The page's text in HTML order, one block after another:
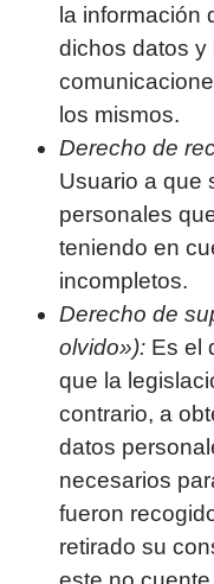
la información
dichos datos y
los mismos.
Derecho de
Usuario a que
personales
teniendo en
incompletos.
Derecho de
olvido»): Es el
que la
contrario, a
datos
necesarios
fueron
retirado su